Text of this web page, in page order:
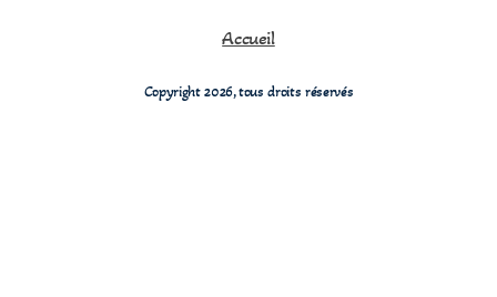
Accueil
Copyright 2026, tous droits réservés